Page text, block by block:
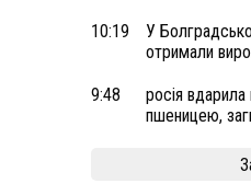
10:19
У
отримали
9:48
росія
пшеницею,